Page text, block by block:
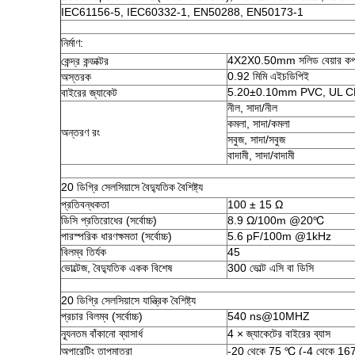
IEC61156-5, IEC60332-1, EN50288, EN50173-1
নির্মাণ:
কেন্দ্র কন্ডাক্টর
4X2X0.50mm সলিড বেয়ার
অস্তরক
0.92 মিমি এইচডিপিই
বাইরের জ্যাকেট
5.20±0.10mm PVC, UL
অন্তরণ রং
নীল, সাদা/নীল
কমলা, সাদা/কমলা
সবুজ, সাদা/সবুজ
বাদামী, সাদা/বাদামী
20 ডিগ্রি সেলসিয়াসে বৈদ্যুতিক বৈশিষ্ট্য
প্রতিবন্ধকতা
100 ± 15 Ω
ডিসি প্রতিরোধের (সর্বোচ্চ)
8.9 Ω/100m @20℃
পারস্পরিক ধারণক্ষমতা (সর্বোচ্চ)
5.6 pF/100m @1kHz
বিলম্ব তির্যক
45
ভোল্টেজ, বৈদ্যুতিক একক বিশেষ
300 ভোল্ট এসি বা ডিসি
20 ডিগ্রি সেলসিয়াসে যান্ত্রিক বৈশিষ্ট্য
প্রচার বিলম্ব (সর্বোচ্চ)
540 ns@10MHZ
ন্যূনতম বাঁকানো ব্যাসার্ধ
4 × জ্যাকেটের বাইরের ব্যাস
অপারেটিং তাপমাত্রা
-20 থেকে 75 ℃ (-4 থেকে